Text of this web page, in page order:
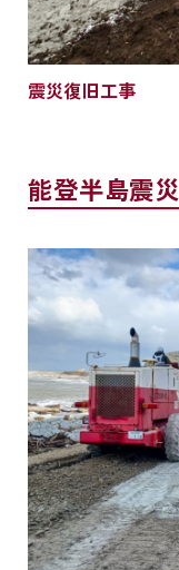
震災復旧工事
能登半島震災